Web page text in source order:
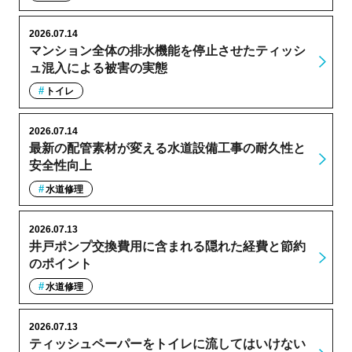
マンション全体の排水機能を停止させたティッシ
ュ混入による被害の実態
2026.07.14
トイレ
最新の配管素材が変える水道設備工事の耐久性と
安全性向上
2026.07.14
水道修理
井戸ポンプ交換費用に含まれる隠れた経費と節約
のポイント
2026.07.13
水道修理
ティッシュペーパーをトイレに流してはいけない
2026.07.13